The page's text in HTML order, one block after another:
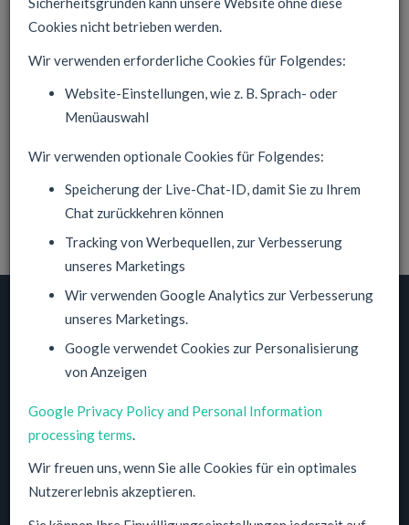
Cookies nicht betrieben werden.
Wir verwenden erforderliche Cookies für Folgendes:
Website-Einstellungen, wie z. B. Sprach- oder
Menüauswahl
Wir verwenden optionale Cookies für Folgendes:
Speicherung der Live-Chat-ID, damit Sie zu Ihrem
Chat zurückkehren können
Tracking von Werbequellen, zur Verbesserung
unseres Marketings
Wir verwenden Google Analytics zur Verbesserung
unseres Marketings.
Google verwendet Cookies zur Personalisierung
von Anzeigen
Google Privacy Policy and Personal Information
processing terms
Wir freuen uns, wenn Sie alle Cookies für ein optimales
Nutzererlebnis akzeptieren.
Nutzen Sie unseren Servicenach Belieben, mit Pay-After-Use-
wissen immer, wofür Sie bezahlen.
Unsere oberste Priorität ist die Zahlungssicherheit. Auch wenn
der 10 Tage Geld-zurück-Zeitraum abgelaufen ist, garantieren
wir jederzeit eine Rückerstattung nach Aufforderung. Sie
bei Vorauskasse.
© 2014-2026, NeuPrime GmbH
Cloud Hosting Solutions Provider
Friedrich-Karl-Klausing-Straße 7